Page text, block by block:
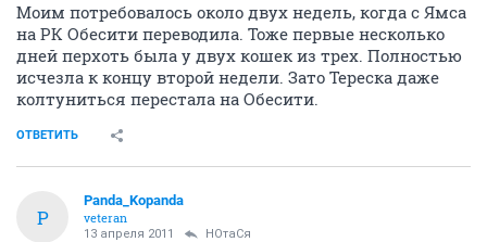
Моим потребовалось около двух недель, когда с Ямса
на РК Обесити переводила. Тоже первые несколько
дней перхоть была у двух кошек из трех. Полностью
исчезла к концу второй недели. Зато Тереска даже
колтуниться перестала на Обесити.
ОТВЕТИТЬ
P
Panda_Kopanda
veteran
13 апреля 2011 НОтаСя